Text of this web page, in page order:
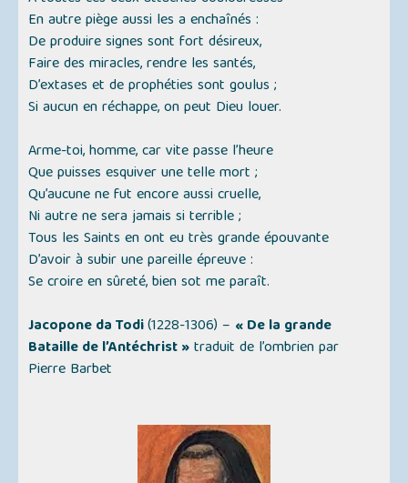
En autre piège aussi les a enchaînés :
De produire signes sont fort désireux,
Faire des miracles, rendre les santés,
D’extases et de prophéties sont goulus ;
Si aucun en réchappe, on peut Dieu louer.
Arme-toi, homme, car vite passe l’heure
Que puisses esquiver une telle mort ;
Qu’aucune ne fut encore aussi cruelle,
Ni autre ne sera jamais si terrible ;
Tous les Saints en ont eu très grande épouvante
D’avoir à subir une pareille épreuve :
Se croire en sûreté, bien sot me paraît.
Jacopone da Todi(1228-1306) – « De la grande
Bataille de l’Antéchrist »traduit de l’ombrien par
Pierre Barbet